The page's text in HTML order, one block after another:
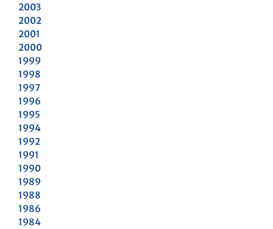
2003
2002
2001
2000
1999
1998
1997
1996
1995
1994
1992
1991
1990
1989
1988
1986
1984